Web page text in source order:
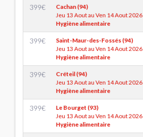
399€
Cachan (94)
Jeu 13 Aout au Ven 14 Aout 2026
Hygiène alimentaire
399€
Saint-Maur-des-Fossés (94)
Jeu 13 Aout au Ven 14 Aout 2026
Hygiène alimentaire
399€
Créteil (94)
Jeu 13 Aout au Ven 14 Aout 2026
Hygiène alimentaire
399€
Le Bourget (93)
Jeu 13 Aout au Ven 14 Aout 2026
Hygiène alimentaire